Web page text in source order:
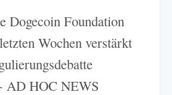
Dogecoin Foundation
Wochen verstärkt
AD HOC NEWS